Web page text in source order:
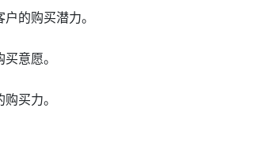
的购买潜力。
意愿。
买力。